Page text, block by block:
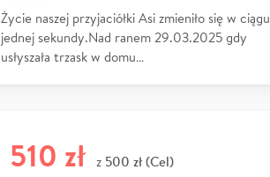
Życie naszej przyjaciółki Asi zmieniło się w ciągu
jednej sekundy.Nad ranem 29.03.2025 gdy
usłyszała trzask w domu…
510 zł z 500 zł (Cel)